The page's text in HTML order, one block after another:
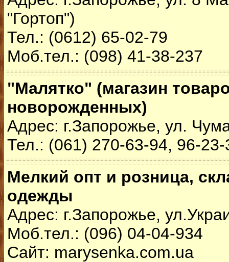
"Гортоп")
Тел.: (0612) 65-02-79
Моб.тел.: (098) 41-38-237
"Малятко" (магазин
новорожденных)
Адрес: г.Запорожье, ул.
Тел.: (061) 270-63-94, 96-23-
Мелкий опт и розница,
одежды
Адрес: г.Запорожье,
Моб.тел.: (096) 04-04-934
Сайт: marysenka.com.ua